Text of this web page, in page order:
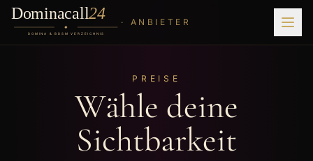
· ANBIETER
PREISE
Wähle deine
Sichtbarkeit